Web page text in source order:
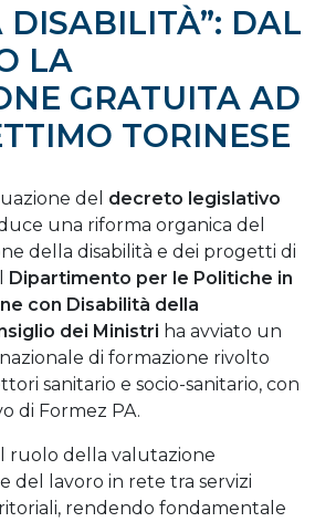
DISABILITÀ”: DAL
LA
GRATUITA AD
TORINESE
del decreto legislativo
una riforma organica del
della disabilità e dei progetti di
Dipartimento per le Politiche in
con Disabilità della
dei Ministri ha avviato un
di formazione rivolto
sanitario e socio-sanitario, con
di Formez PA.
ruolo della valutazione
del lavoro in rete tra servizi
rendendo fondamentale